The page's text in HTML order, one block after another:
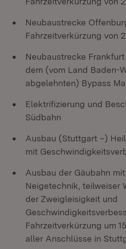
Neubaustrecke
Fahrzeitverkürzung von
Neubaustrecke
dem (vom Land Baden-
abgelehnten) Bypass
Elektrifizierung und
Südbahn
Ausbau (Stuttgart –)
mit
Ausbau der Gäubahn
Neigetechnik, teilweiser
der Zweigleisigkeit und
Fahrzeitverkürzung um
aller Anschlüsse in